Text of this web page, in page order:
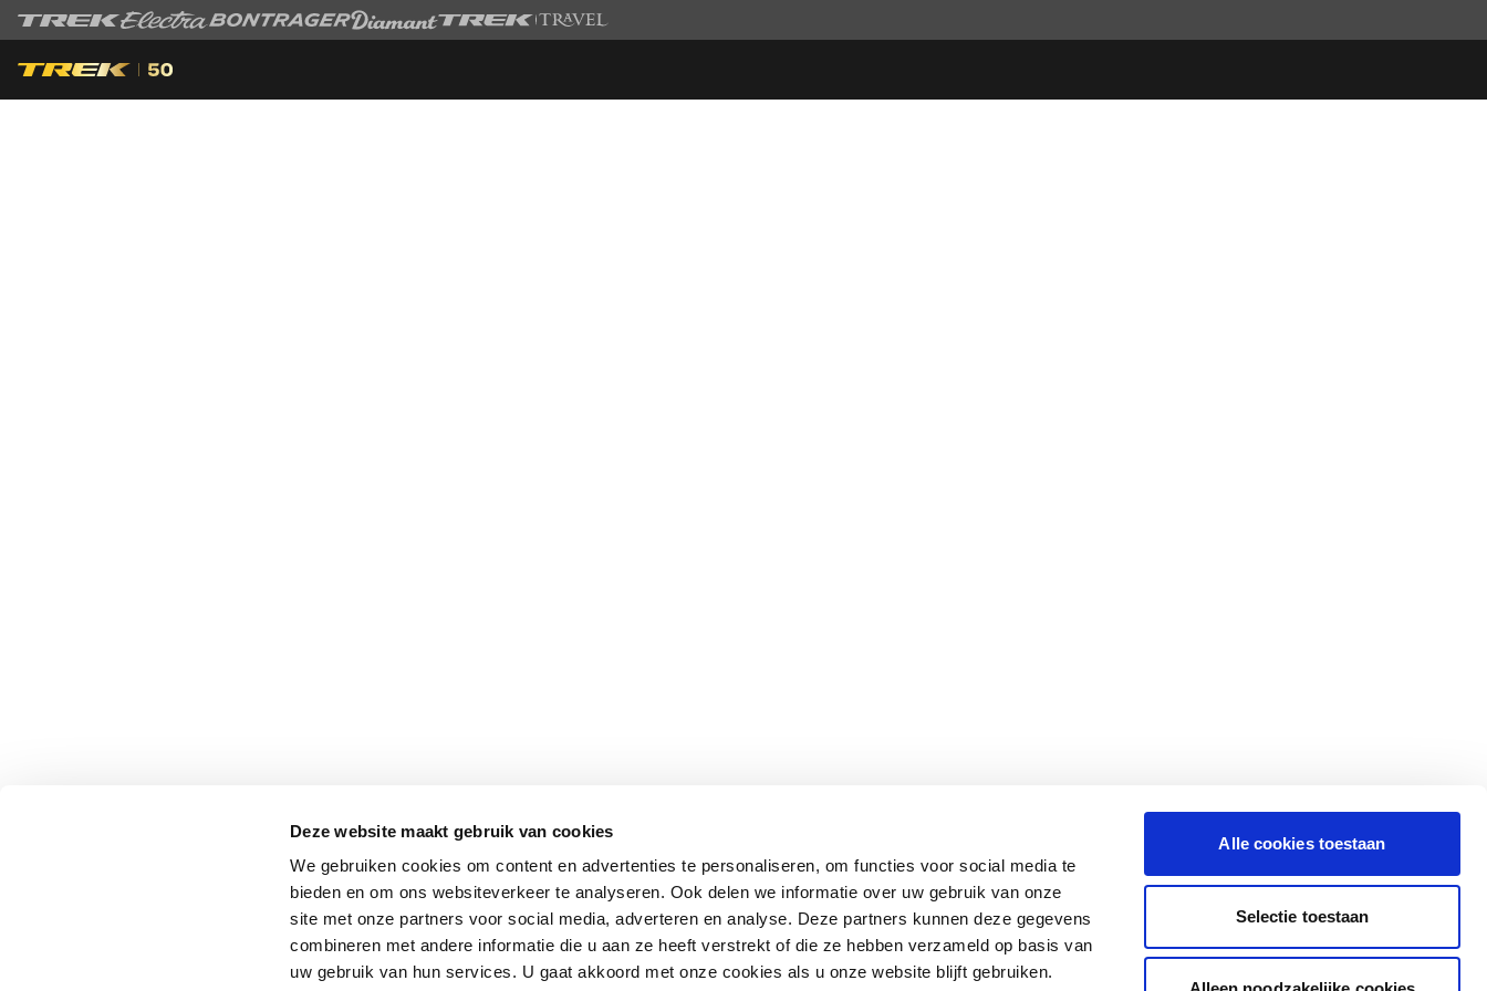
Deze website maakt gebruik van cookies
We gebruiken cookies om content en advertenties te personaliseren, om functies voor social media te
bieden en om ons websiteverkeer te analyseren. Ook delen we informatie over uw gebruik van onze
site met onze partners voor social media, adverteren en analyse. Deze partners kunnen deze gegevens
combineren met andere informatie die u aan ze heeft verstrekt of die ze hebben verzameld op basis van
uw gebruik van hun services. U gaat akkoord met onze cookies als u onze website blijft gebruiken.
Alle cookies toestaan
Selectie toestaan